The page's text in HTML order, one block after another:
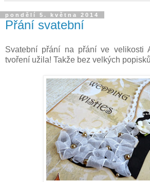
pondělí 5. května 2014
Přání svatební
Svatební přání na přání ve velikosti
tvoření užila! Takže bez velkých